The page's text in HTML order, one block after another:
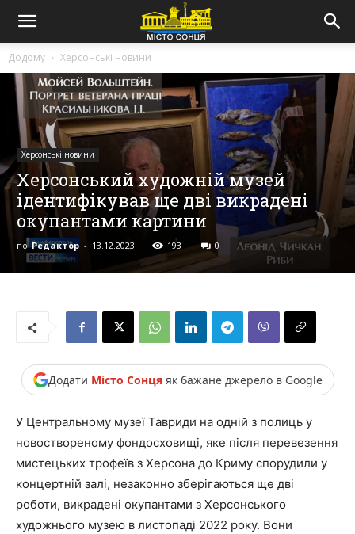
Додому Херсонські новини
Херсонські новини
Херсонський художній музей
ідентифікував ще дві викрадені
окупантами картини
по Редактор - 13.12.2023 193 0
Додати Місто Сонцяяк бажане джерело в Google
У Центральному музеї Тавриди на одній з полиць у
новоствореному фондосховищі, яке після перевезення
мистецьких трофеїв з Херсона до Криму спорудили у
концертній залі, незаконно зберігаються ще дві
роботи, викрадені окупантами з Херсонського
художнього музею в листопаді 2022 року. Вони